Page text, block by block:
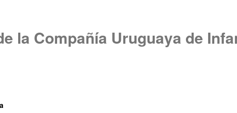
la Compañía Uruguaya de